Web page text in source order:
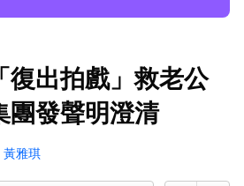
復出拍戲」救老公
團發聲明澄清
黃雅琪